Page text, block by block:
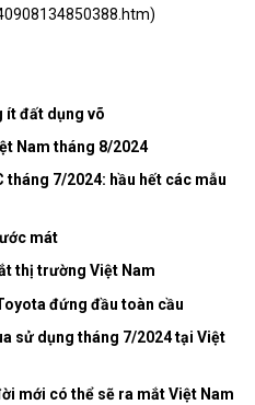
)
ít đất dụng võ
Nam tháng 8/2024
tháng 7/2024: hầu hết các mẫu
mát
thị trường Việt Nam
đứng đầu toàn cầu
sử dụng tháng 7/2024 tại Việt
mới có thể sẽ ra mắt Việt Nam